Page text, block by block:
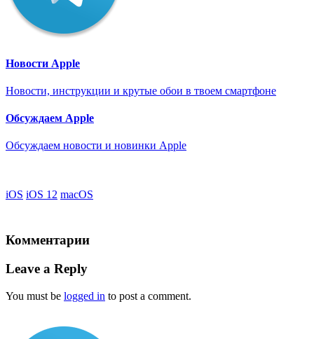
Новости Apple
Новости, инструкции и крутые обои в твоем смартфоне
Обсуждаем Apple
Обсуждаем новости и новинки Apple
iOS iOS 12 macOS
Комментарии
Leave a Reply
You must be logged in to post a comment.